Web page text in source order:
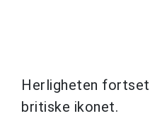
Herligheten
britiske ikonet.